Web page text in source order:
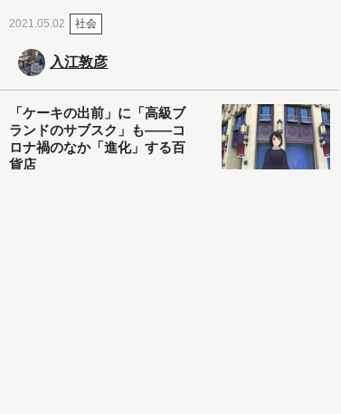
2021.05.02 社会
入江敦彦
「ケーキの出前」に「高級ブ
ランドのサブスク」も――コ
ロナ禍のなか「進化」する百
貨店